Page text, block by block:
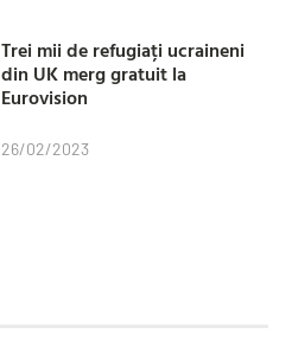
Trei mii de refugiați ucraineni
din UK merg gratuit la
Eurovision
26/02/2023